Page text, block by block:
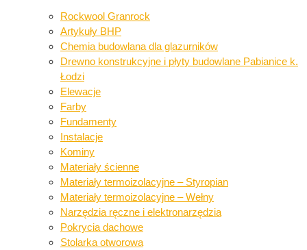
Rockwool Granrock
Artykuły BHP​​
Chemia budowlana dla glazurników​
Drewno konstrukcyjne i płyty budowlane​ Pabianice k.
Łodzi
Elewacje
Farby
Fundamenty
Instalacje​
Kominy
Materiały ścienne​
Materiały termoizolacyjne – Styropian
Materiały termoizolacyjne – Wełny​
Narzędzia ręczne i elektronarzędzia​
Pokrycia dachowe​​
Stolarka otworowa